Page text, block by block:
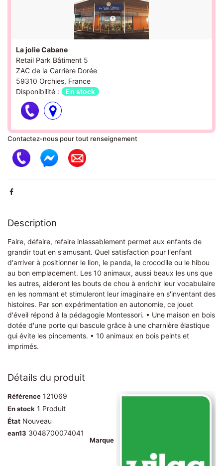
La jolie Cabane
Retail Park Bâtiment 5
ZAC de la Carrière Dorée
59310 Orchies, France
Disponibilité :
En stock
Contactez-nous pour tout renseignement
Description
Faire, défaire, refaire inlassablement permet aux enfants de
grandir tout en s'amusant. Quel satisfaction pour l'enfant
d'arriver à positionner le lion, le panda, le crocodile ou le hibou
au bon emplacement. Les 10 animaux, aussi beaux les uns que
les autres, aideront les bouts de chou à enrichir leur vocabulaire
en les nommant et stimuleront leur imaginaire en s'inventant des
histoires. Par son expérimentation en autonomie, ce jouet
d'éveil répond à la pédagogie Montessori. • Une maison en bois
dotée d'une porte qui bascule grâce à une charnière élastique
qui évite les pincements. • 10 animaux en bois peints et
imprimés.
Détails du produit
Marque
Référence 121069
En stock 1 Produit
État Nouveau
ean13 3048700074041